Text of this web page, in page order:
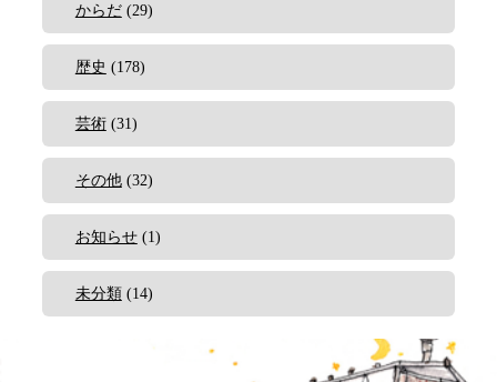
からだ(29)
歴史 (178)
芸術(31)
その他(32)
お知らせ(1)
未分類(14)